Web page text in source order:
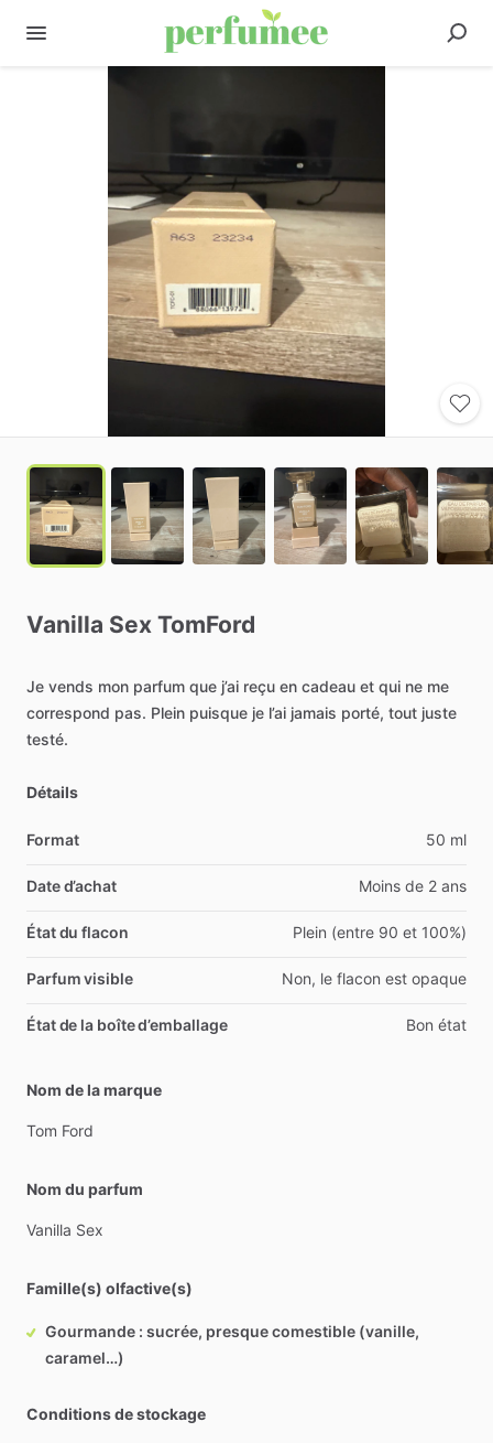
Vanilla Sex TomFord
Je vends mon parfum que j’ai reçu en cadeau et qui ne me
correspond pas. Plein puisque je l’ai jamais porté, tout juste
testé.
Détails
Format 50 ml
Date d’achat Moins de 2 ans
État du flacon Plein (entre 90 et 100%)
Parfum visible Non, le flacon est opaque
État de la boîte d’emballage Bon état
Nom de la marque
Tom Ford
Nom du parfum
Vanilla Sex
Famille(s) olfactive(s)
Gourmande : sucrée, presque comestible (vanille,
caramel…)
Conditions de stockage